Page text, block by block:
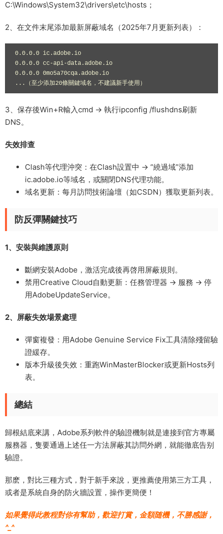
C:\Windows\System32\drivers\etc\hosts；
2、在文件末尾添加最新屏蔽域名（2025年7月更新列表）：
0.0.0.0 ic.adobe.io
0.0.0.0 cc-api-data.adobe.io
0.0.0.0 0mo5a70cqa.adobe.io
...（至少添加20條關鍵域名，不建議新手使用）
3、保存後Win+R輸入cmd → 執行ipconfig /flushdns刷新
DNS。
失效排查
​Clash等代理沖突​：在Clash設置中 → “繞過域”添加
ic.adobe.io等域名，或關閉DNS代理功能。
​域名更新​：每月訪問技術論壇（如CSDN）獲取更新列表。
防反彈關鍵技巧​
1、​安裝與維護原則​
斷網安裝Adobe，激活完成後再啓用屏蔽規則。
禁用Creative Cloud自動更新：任務管理器 → 服務 → 停
用AdobeUpdateService。
2、​屏蔽失效場景處理​
​彈窗複發​：用Adobe Genuine Service Fix工具清除殘留驗
證緩存。
​版本升級後失效​：重跑WinMasterBlocker或更新Hosts列
表。
總結
歸根結底來講，Adobe系列軟件的驗證機制就是連接到官方專屬
服務器，隻要通過上述任一方法屏蔽其訪問外網，就能徹底告别
驗證。
那麽，對比三種方式，對于新手來說，更推薦使用第三方工具，
或者是系統自身的防火牆設置，操作更簡便！
如果覺得此教程對你有幫助，歡迎打賞，金額随機，不勝感謝，
^_^